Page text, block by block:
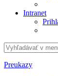
Intranet
Preukazy